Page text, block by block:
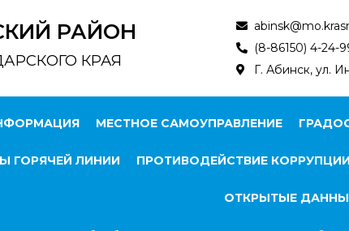
РАЙОН
КРАЯ
(8-86150) 4-24-
Г. Абинск, ул.
МЕСТНОЕ САМОУПРАВЛЕНИЕ
ГОРЯЧЕЙ ЛИНИИ ПРОТИВОДЕЙСТВИЕ КОРРУПЦИИ
ОТКРЫТЫЕ